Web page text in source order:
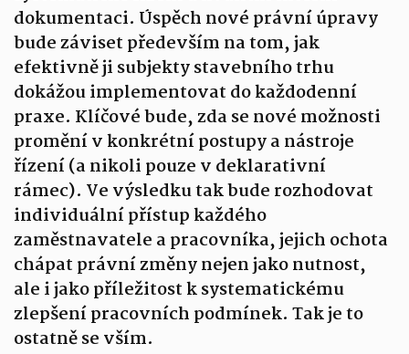
dokumentaci. Úspěch nové právní úpravy
bude záviset především na tom, jak
efektivně ji subjekty stavebního trhu
dokážou implementovat do každodenní
praxe. Klíčové bude, zda se nové možnosti
promění v konkrétní postupy a nástroje
řízení (a nikoli pouze v deklarativní
rámec). Ve výsledku tak bude rozhodovat
individuální přístup každého
zaměstnavatele a pracovníka, jejich ochota
chápat právní změny nejen jako nutnost,
ale i jako příležitost k systematickému
zlepšení pracovních podmínek. Tak je to
ostatně se vším.